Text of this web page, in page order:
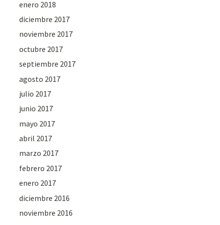
enero 2018
diciembre 2017
noviembre 2017
octubre 2017
septiembre 2017
agosto 2017
julio 2017
junio 2017
mayo 2017
abril 2017
marzo 2017
febrero 2017
enero 2017
diciembre 2016
noviembre 2016